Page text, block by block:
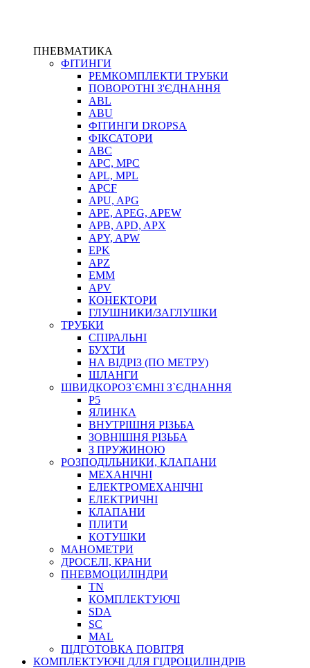
ПНЕВМАТИКА
ФІТИНГИ
РЕМКОМПЛЕКТИ ТРУБКИ
ПОВОРОТНІ З'ЄДНАННЯ
ABL
ABU
ФІТИНГИ DROPSA
ФІКСАТОРИ
ABC
APC, MPC
APL, MPL
APCF
APU, APG
APE, APEG, APEW
APB, APD, APX
APY, APW
EPK
APZ
EMM
APV
КОНЕКТОРИ
ГЛУШНИКИ/ЗАГЛУШКИ
ТРУБКИ
СПІРАЛЬНІ
БУХТИ
НА ВІДРІЗ (ПО МЕТРУ)
ШЛАНГИ
ШВИДКОРОЗ`ЄМНІ З`ЄДНАННЯ
P5
ЯЛИНКА
ВНУТРІШНЯ РІЗЬБА
ЗОВНІШНЯ РІЗЬБА
З ПРУЖИНОЮ
РОЗПОДІЛЬНИКИ, КЛАПАНИ
МЕХАНІЧНІ
ЕЛЕКТРОМЕХАНІЧНІ
ЕЛЕКТРИЧНІ
КЛАПАНИ
ПЛИТИ
КОТУШКИ
МАНОМЕТРИ
ДРОСЕЛІ, КРАНИ
ПНЕВМОЦИЛІНДРИ
TN
КОМПЛЕКТУЮЧІ
SDA
SC
MAL
ПІДГОТОВКА ПОВІТРЯ
КОМПЛЕКТУЮЧІ ДЛЯ ГІДРОЦИЛІНДРІВ